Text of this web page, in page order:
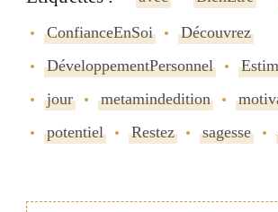
ConfianceEnSoi
Découvrez
DéveloppementPersonnel
jour
metamindedition
potentiel
Restez sagesse